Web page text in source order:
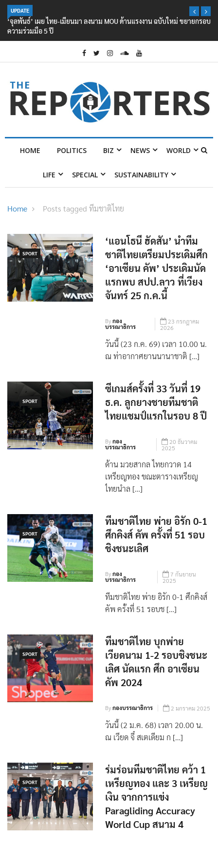
UPDATE
‘จุลพันธ์’ เผย ไทย-เมียนมา ลงนาม MOU ด้านแรงงาน ฉบับใหม่ ขยายกรอบ
ความร่วมมือ 5 ปี
HOME POLITICS BIZ NEWS WORLD
LIFE SPECIAL SUSTAINABILITY
Home Posts tagged ทีมชาติไทย
SPORT
‘แอนโธนี ฮัดสัน’ นำทีม
ชาติไทยเตรียมประเดิมศึก
‘อาเซียน คัพ’ ประเดิมนัด
แรกพบ สปป.ลาว ที่เวียง
จันทร์ 25 ก.ค.นี้
Byกอง
บรรณาธิการ
23 กรกฎาคม
2026
วันนี้ (23 ก.ค. 69) เวลา 10.00 น.
ณ ท่าอากาศยานนานาชาติ […]
SPORT
ซีเกมส์ครั้งที่ 33 วันที่ 19
ธ.ค. ลูกยางชายทีมชาติ
ไทยแชมป์แรกในรอบ 8 ปี
Byกอง
บรรณาธิการ
20 ธันวาคม
2025
ด้าน มวยสากล ไทยกวาด 14
เหรียญทอง ขณะตารางเหรียญ
ไทยนำล […]
SPORT
ทีมชาติไทย พ่าย อิรัก 0-1
ศึกคิงส์ คัพ ครั้งที่ 51 รอบ
ชิงชนะเลิศ
Byกอง
บรรณาธิการ
7 กันยายน
2025
ทีมชาติไทย พ่าย อิรัก 0-1 ศึกคิงส์
คัพ ครั้งที่ 51 รอบช […]
SPORT
ทีมชาติไทย บุกพ่าย
เวียดนาม 1-2 รอบชิงชนะ
เลิศ นัดแรก ศึก อาเซียน
คัพ 2024
Byกองบรรณาธิการ 2 มกราคม 2025
วันนี้ (2 ม.ค. 68) เวลา 20.00 น.
ณ เวียด จี๋ สเตเดียม ก […]
SPORT
ร่มร่อนทีมชาติไทย คว้า 1
เหรียญทอง และ 3 เหรียญ
เงิน จากการแข่ง
Paragliding Accuracy
World Cup สนาม 4